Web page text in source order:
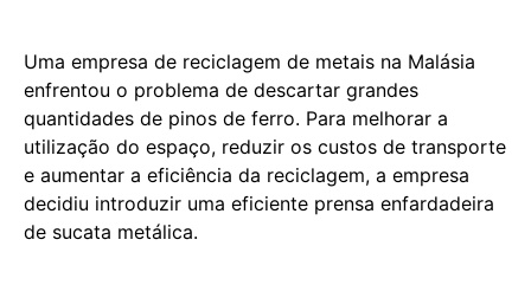
Uma empresa de reciclagem de metais na Malásia
enfrentou o problema de descartar grandes
quantidades de pinos de ferro. Para melhorar a
utilização do espaço, reduzir os custos de transporte
e aumentar a eficiência da reciclagem, a empresa
decidiu introduzir uma eficiente prensa enfardadeira
de sucata metálica.